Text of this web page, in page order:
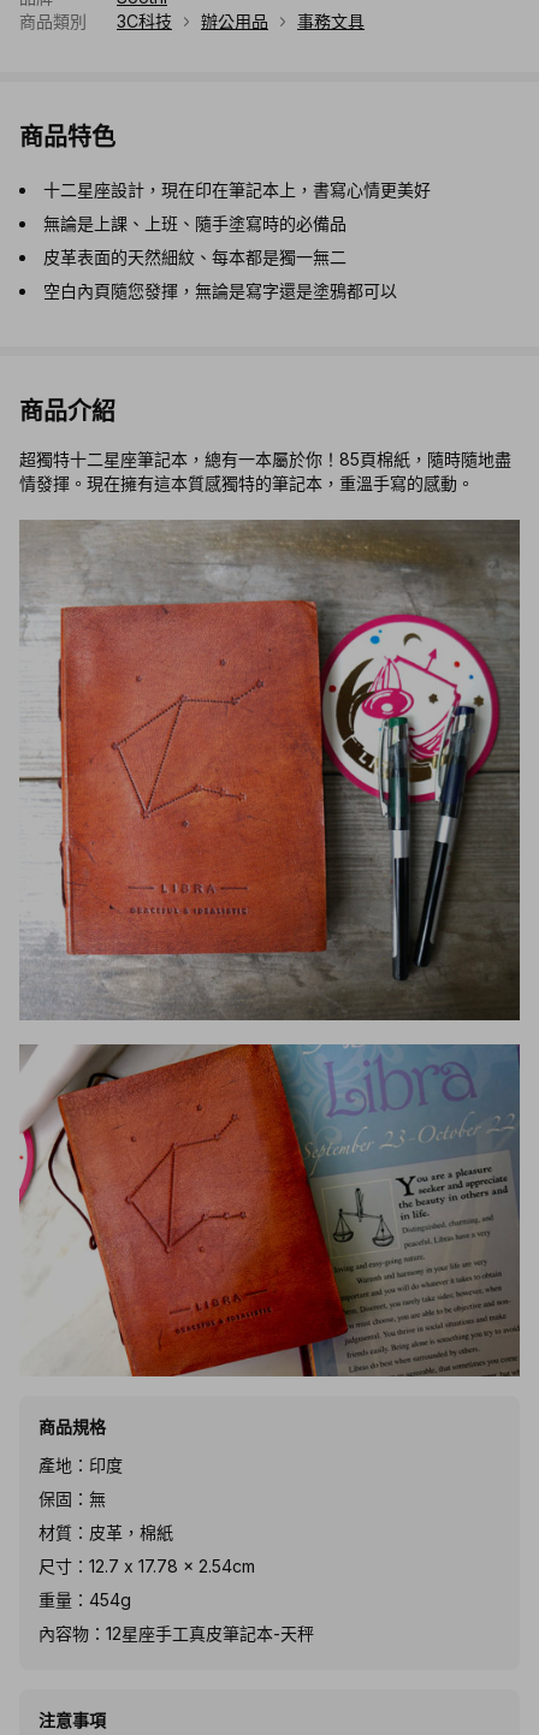
商品類別
3C科技 辦公用品 事務文具
商品特色
十二星座設計，現在印在筆記本上，書寫心情更美好
無論是上課、上班、隨手塗寫時的必備品
皮革表面的天然細紋、每本都是獨一無二
空白內頁隨您發揮，無論是寫字還是塗鴉都可以
商品介紹
超獨特十二星座筆記本，總有一本屬於你！85頁棉紙，隨時隨地盡
情發揮。現在擁有這本質感獨特的筆記本，重溫手寫的感動。
商品規格
產地：印度
保固：無
材質：皮革，棉紙
尺寸：12.7 x 17.78 x 2.54cm
重量：454g
內容物：12星座手工真皮筆記本-天秤
注意事項